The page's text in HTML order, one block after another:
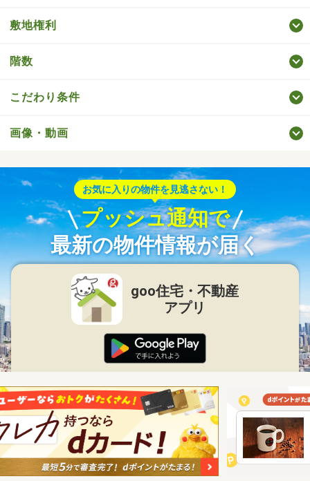
敷地権利
階数
こだわり条件
画像・動画
お気に入りの物件を見逃さない！
プッシュ通知で
最新の物件情報が届く
goo住宅・不動産
アプリ